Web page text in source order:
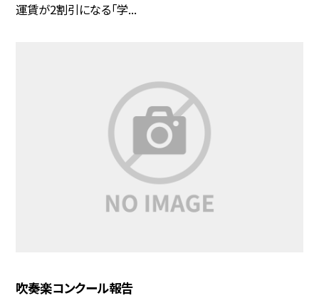
運賃が2割引になる「学...
吹奏楽コンクール報告